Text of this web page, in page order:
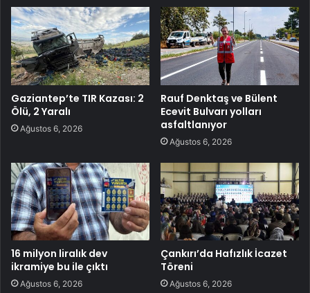
Gaziantep’te TIR Kazası: 2
Ölü, 2 Yaralı
Ağustos 6, 2026
Rauf Denktaş ve Bülent
Ecevit Bulvarı yolları
asfaltlanıyor
Ağustos 6, 2026
16 milyon liralık dev
ikramiye bu ile çıktı
Ağustos 6, 2026
Çankırı’da Hafızlık İcazet
Töreni
Ağustos 6, 2026